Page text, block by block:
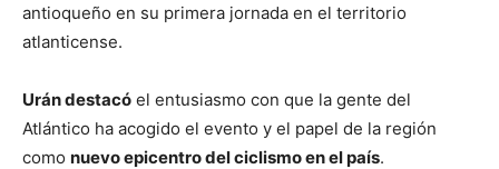
antioqueño en su primera jornada en el territorio
atlanticense.
Urán destacó el entusiasmo con que la gente del
Atlántico ha acogido el evento y el papel de la región
como nuevo epicentro del ciclismo en el país.